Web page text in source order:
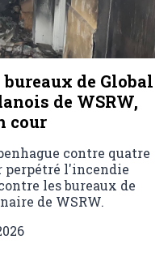
de Global
de WSRW,
cour
contre quatre
perpétré l'incendie
les bureaux de
de WSRW.